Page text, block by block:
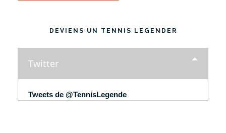
DEVIENS UN TENNIS LEGENDER
Twitter
Tweets de @TennisLegende